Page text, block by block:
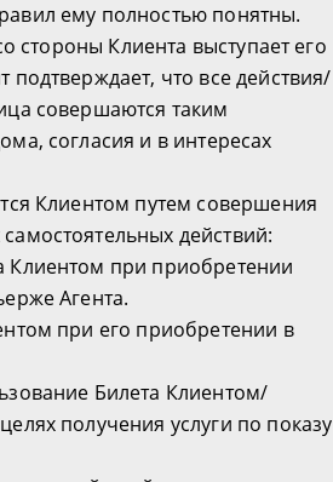
ему полностью понятны.
стороны Клиента выступает его
подтверждает, что все действия/
совершаются таким
согласия и в интересах
Клиентом путем совершения
действий:
Клиентом при приобретении
Агента.
при его приобретении в
Билета Клиентом/
получения услуги по показу